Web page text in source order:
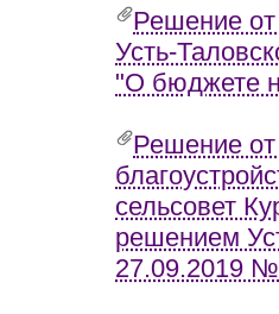
Решение
Усть-
"О бюджете
Решение
сельсовет
решением
27.09.2019